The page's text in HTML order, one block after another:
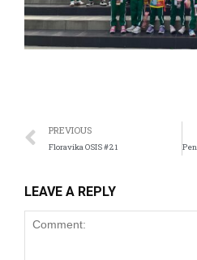
PREVIOUS
Floravika OSIS #21
LEAVE A REPLY